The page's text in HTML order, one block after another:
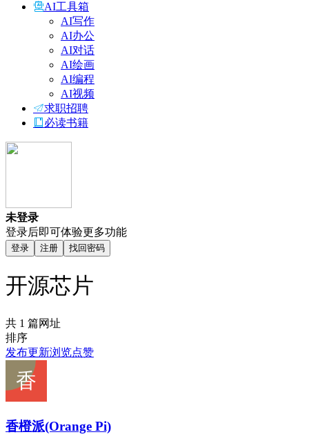
AI工具箱
AI写作
AI办公
AI对话
AI绘画
AI编程
AI视频
求职招聘
必读书籍
未登录
登录后即可体验更多功能
登录 注册 找回密码
开源芯片
共 1 篇网址
排序
发布更新浏览点赞
香橙派(Orange Pi)